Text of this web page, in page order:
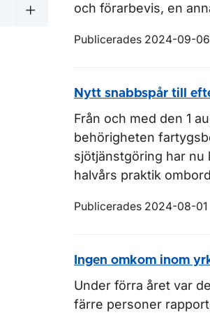
Undermeny för Pressbilder
och förarbevis, en
Publicerades 2024-09-06
Nytt snabbspår till
Från och med den 1
behörigheten
sjötjänstgöring har
halvårs praktik
Publicerades 2024-08-01
Ingen omkom inom
Under förra året var
färre personer